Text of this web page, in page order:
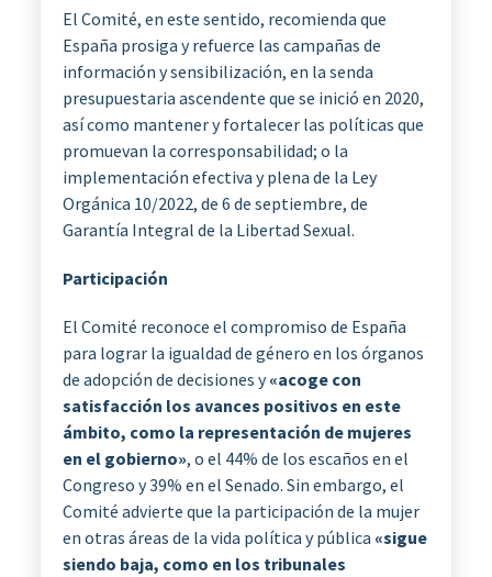
El Comité, en este sentido, recomienda que
España prosiga y refuerce las campañas de
información y sensibilización, en la senda
presupuestaria ascendente que se inició en 2020,
así como mantener y fortalecer las políticas que
promuevan la corresponsabilidad; o la
implementación efectiva y plena de la Ley
Orgánica 10/2022, de 6 de septiembre, de
Garantía Integral de la Libertad Sexual.
Participación
El Comité reconoce el compromiso de España
para lograr la igualdad de género en los órganos
de adopción de decisiones y«acoge con
satisfacción los avances positivos en este
ámbito, como la representación de mujeres
en el gobierno», o el 44% de los escaños en el
Congreso y 39% en el Senado. Sin embargo, el
Comité advierte que la participación de la mujer
en otras áreas de la vida política y pública «sigue
siendo baja, como en los tribunales